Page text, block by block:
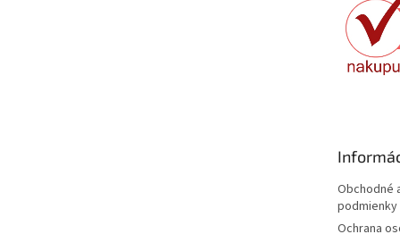
Obchodné
podmienky
Ochrana